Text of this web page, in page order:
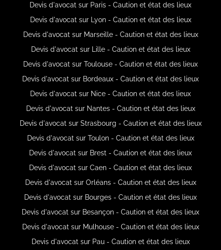
Devis d'avocat sur Paris - Caution et état des lieux
Devis d'avocat sur Lyon - Caution et état des lieux
Devis d'avocat sur Marseille - Caution et état des lieux
Devis d'avocat sur Lille - Caution et état des lieux
Devis d'avocat sur Toulouse - Caution et état des lieux
Devis d'avocat sur Bordeaux - Caution et état des lieux
Devis d'avocat sur Nice - Caution et état des lieux
Devis d'avocat sur Nantes - Caution et état des lieux
Devis d'avocat sur Strasbourg - Caution et état des lieux
Devis d'avocat sur Toulon - Caution et état des lieux
Devis d'avocat sur Brest - Caution et état des lieux
Devis d'avocat sur Caen - Caution et état des lieux
Devis d'avocat sur Orléans - Caution et état des lieux
Devis d'avocat sur Bourges - Caution et état des lieux
Devis d'avocat sur Besançon - Caution et état des lieux
Devis d'avocat sur Mulhouse - Caution et état des lieux
Devis d'avocat sur Pau - Caution et état des lieux